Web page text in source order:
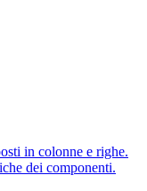
in colonne e righe.
dei componenti.